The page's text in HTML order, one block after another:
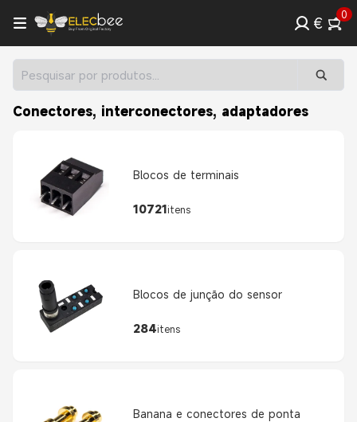
€ 0
Conectores, interconectores, adaptadores
Blocos de terminais
10721itens
Blocos de junção do sensor
284itens
Banana e conectores de ponta